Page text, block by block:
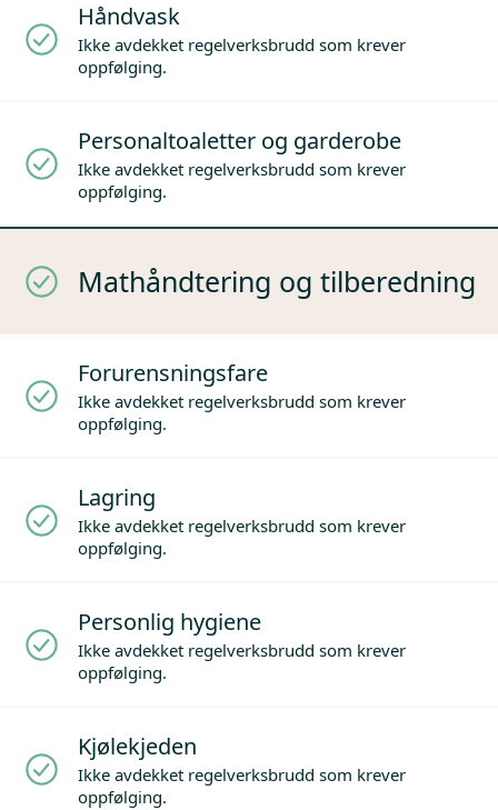
Håndvask
Ikke avdekket regelverksbrudd som krever
oppfølging.
Personaltoaletter og garderobe
Ikke avdekket regelverksbrudd som krever
oppfølging.
Mathåndtering og tilberedning
Forurensningsfare
Ikke avdekket regelverksbrudd som krever
oppfølging.
Lagring
Ikke avdekket regelverksbrudd som krever
oppfølging.
Personlig hygiene
Ikke avdekket regelverksbrudd som krever
oppfølging.
Kjølekjeden
Ikke avdekket regelverksbrudd som krever
oppfølging.